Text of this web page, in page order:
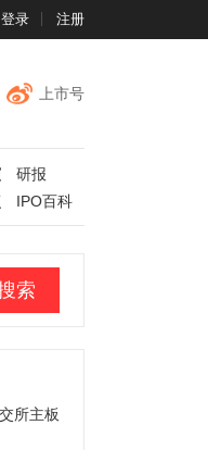
登录 注册
上市号
研报
IPO百科
所主板